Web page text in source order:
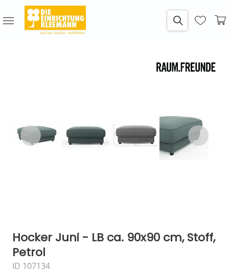
Hocker Juni - LB ca. 90x90 cm, Stoff,
Petrol
ID 107134